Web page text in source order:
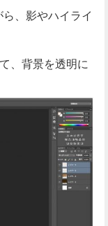
、影やハイライ
、背景を透明に